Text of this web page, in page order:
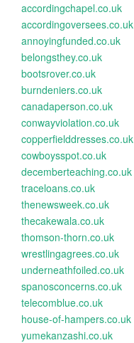
accordingchapel.co.uk
accordingoversees.co.uk
annoyingfunded.co.uk
belongsthey.co.uk
bootsrover.co.uk
burndeniers.co.uk
canadaperson.co.uk
conwayviolation.co.uk
copperfielddresses.co.uk
cowboysspot.co.uk
decemberteaching.co.uk
traceloans.co.uk
thenewsweek.co.uk
thecakewala.co.uk
thomson-thorn.co.uk
wrestlingagrees.co.uk
underneathfoiled.co.uk
spanosconcerns.co.uk
telecomblue.co.uk
house-of-hampers.co.uk
yumekanzashi.co.uk